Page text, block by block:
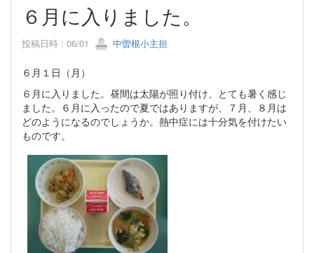
６月に入りました。
投稿日時 : 06/01 中曽根小主担
６月１日（月）
６月に入りました。昼間は太陽が照り付け、とても暑く感じ
ました。６月に入ったので夏ではありますが、７月、８月は
どのようになるのでしょうか。熱中症には十分気を付けたい
ものです。